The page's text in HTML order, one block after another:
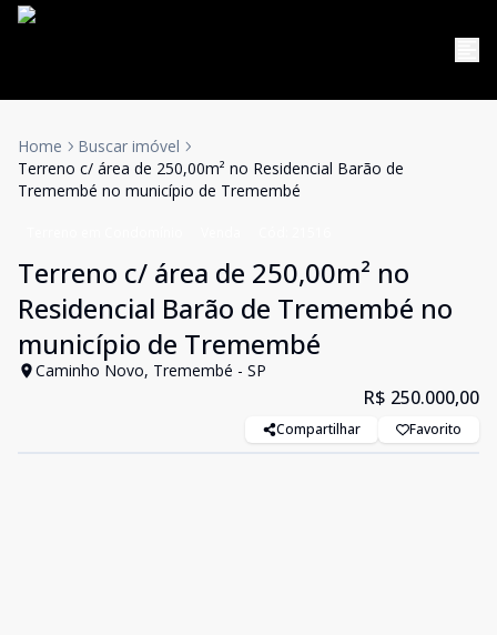
Home
Buscar imóvel
Terreno c/ área de 250,00m² no Residencial Barão de
Tremembé no município de Tremembé
Terreno c/ área de 250,00m² no
Residencial Barão de Tremembé no
município de Tremembé
Caminho Novo, Tremembé - SP
R$ 250.000,00
Compartilhar Favorito